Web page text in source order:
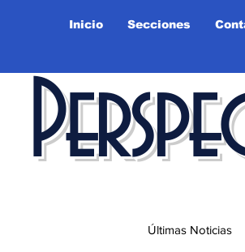
Inicio Secciones
Últimas Noticias